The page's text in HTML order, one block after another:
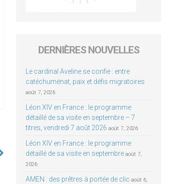
DERNIÈRES NOUVELLES
Le cardinal Aveline se confie : entre
catéchuménat, paix et défis migratoires
août 7, 2026
Léon XIV en France : le programme
détaillé de sa visite en septembre – 7
titres, vendredi 7 août 2026 août 7, 2026
Léon XIV en France : le programme
détaillé de sa visite en septembre août 7,
2026
AMEN : des prêtres à portée de clic août 6,